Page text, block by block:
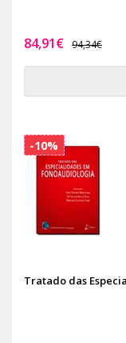
84,91€ 94,34€
Tratado das
-10%